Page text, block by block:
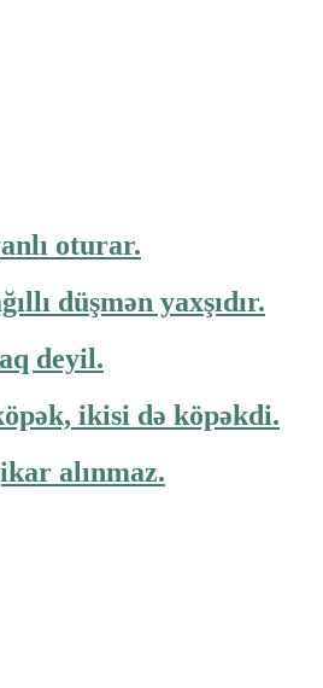
oturar.
düşmən yaxşıdır.
deyil.
ikisi də köpəkdi.
alınmaz.